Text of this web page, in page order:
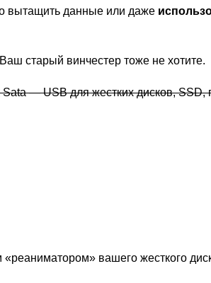
вытащить данные или даже
старый винчестер тоже не хотите.
— USB для жестких дисков, SSD,
вашего жесткого